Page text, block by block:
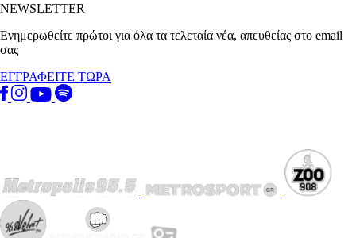
NEWSLETTER
Ενημερωθείτε πρώτοι για όλα τα τελεταία νέα, απευθείας στο email
σας
ΕΓΓΡΑΦΕΙΤΕ ΤΩΡΑ